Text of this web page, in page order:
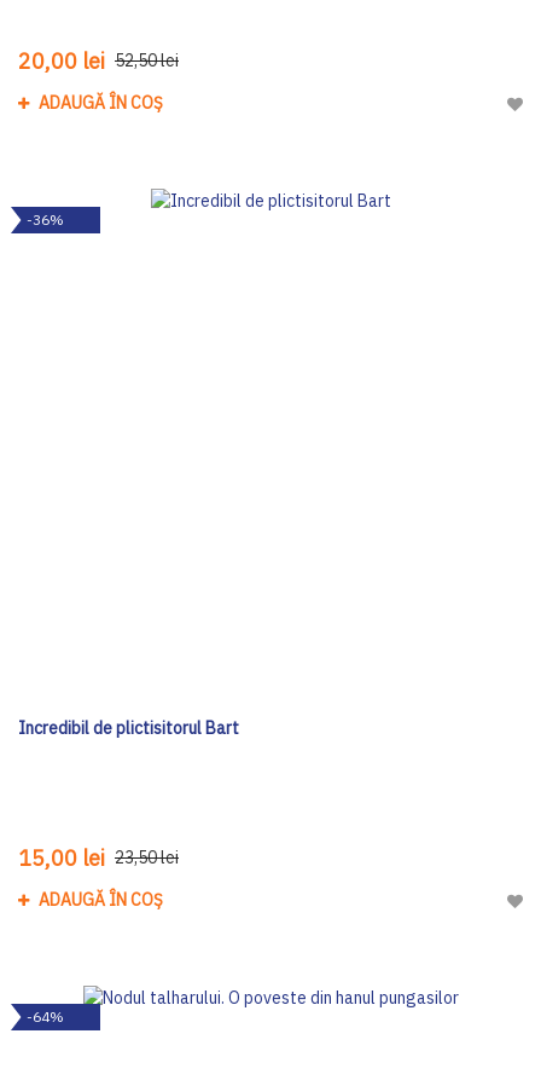
20,00 lei 52,50 lei
ADAUGĂ ÎN COȘ
-36%
Incredibil de plictisitorul Bart
15,00 lei 23,50 lei
ADAUGĂ ÎN COȘ
-64%